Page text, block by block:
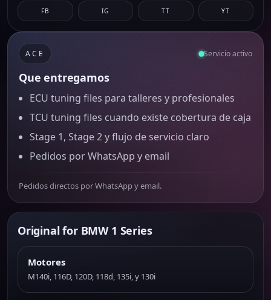
FB IG TT YT
ACE Servicio activo
Que entregamos
ECU tuning files para talleres y profesionales
TCU tuning files cuando existe cobertura de caja
Stage 1, Stage 2 y flujo de servicio claro
Pedidos por WhatsApp y email
Pedidos directos por WhatsApp y email.
Original for BMW 1 Series
Motores
M140i, 116D, 120D, 118d, 135i, y 130i